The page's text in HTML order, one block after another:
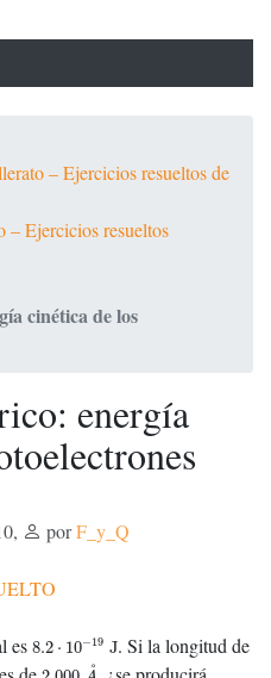
– Ejercicios resueltos de
– Ejercicios resueltos
cinética de los
energía
, porF_y_Q
es 8.2 ⋅ 10−19 J
8.2 10−19 J. Si la longitud de
˚
2 000 A